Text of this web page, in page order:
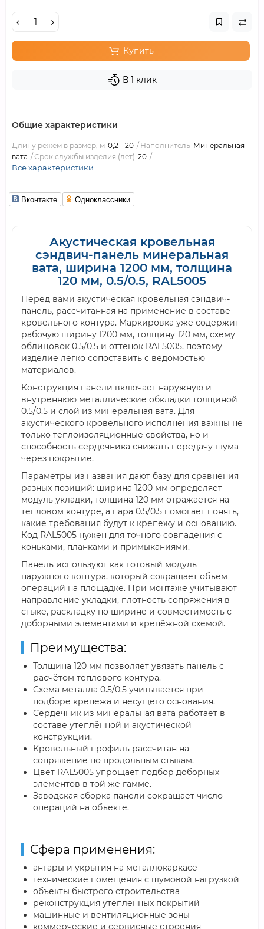
Купить
В 1 клик
Общие характеристики
Длину режем в размер, м 0,2 - 20 Наполнитель Минеральная
вата
Срок службы изделия (лет) 20
Все характеристики
Вконтакте Одноклассники
Акустическая кровельная
сэндвич-панель минеральная
вата, ширина 1200 мм, толщина
120 мм, 0.5/0.5, RAL5005
Перед вами акустическая кровельная сэндвич-
панель, рассчитанная на применение в составе
кровельного контура. Маркировка уже содержит
рабочую ширину 1200 мм, толщину 120 мм, схему
облицовок 0.5/0.5 и оттенок RAL5005, поэтому
изделие легко сопоставить с ведомостью
материалов.
Конструкция панели включает наружную и
внутреннюю металлические обкладки толщиной
0.5/0.5 и слой из минеральная вата. Для
акустического кровельного исполнения важны не
только теплоизоляционные свойства, но и
способность сердечника снижать передачу шума
через покрытие.
Параметры из названия дают базу для сравнения
разных позиций: ширина 1200 мм определяет
модуль укладки, толщина 120 мм отражается на
тепловом контуре, а пара 0.5/0.5 помогает понять,
какие требования будут к крепежу и основанию.
Код RAL5005 нужен для точного совпадения с
коньками, планками и примыканиями.
Панель используют как готовый модуль
наружного контура, который сокращает объём
операций на площадке. При монтаже учитывают
направление укладки, плотность сопряжения в
стыке, раскладку по ширине и совместимость с
доборными элементами и крепёжной схемой.
Преимущества:
Толщина 120 мм позволяет увязать панель с
расчётом теплового контура.
Схема металла 0.5/0.5 учитывается при
подборе крепежа и несущего основания.
Сердечник из минеральная вата работает в
составе утеплённой и акустической
конструкции.
Кровельный профиль рассчитан на
сопряжение по продольным стыкам.
Цвет RAL5005 упрощает подбор доборных
элементов в той же гамме.
Заводская сборка панели сокращает число
операций на объекте.
Сфера применения:
ангары и укрытия на металлокаркасе
технические помещения с шумовой нагрузкой
объекты быстрого строительства
реконструкция утеплённых покрытий
машинные и вентиляционные зоны
коммерческие и сервисные строения